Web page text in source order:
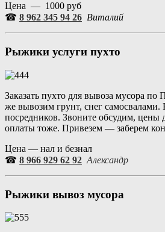
Цена — 1000 руб
☎ 8 962 345 94 26 Виталий
Рыжики услуги пухто
Заказать пухто для вывоза мусора
же вывозим грунт, снег самосвалами.
посредников. Звоните обсудим, цены
оплаты тоже. Привезем — заберем
Цена — нал и безнал
☎ 8 966 929 62 92 Александр
Рыжики вывоз мусора